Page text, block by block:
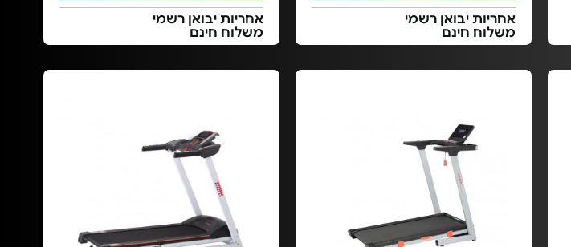
אחריות יבואן רשמי
משלוח חינם
אחריות יבואן רשמי
משלוח חינם